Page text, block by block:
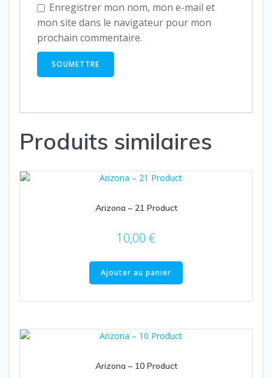
Enregistrer mon nom, mon e-mail et
mon site dans le navigateur pour mon
prochain commentaire.
Produits similaires
Arizona – 21 Product
10,00 €
Ajouter au panier
Arizona – 10 Product